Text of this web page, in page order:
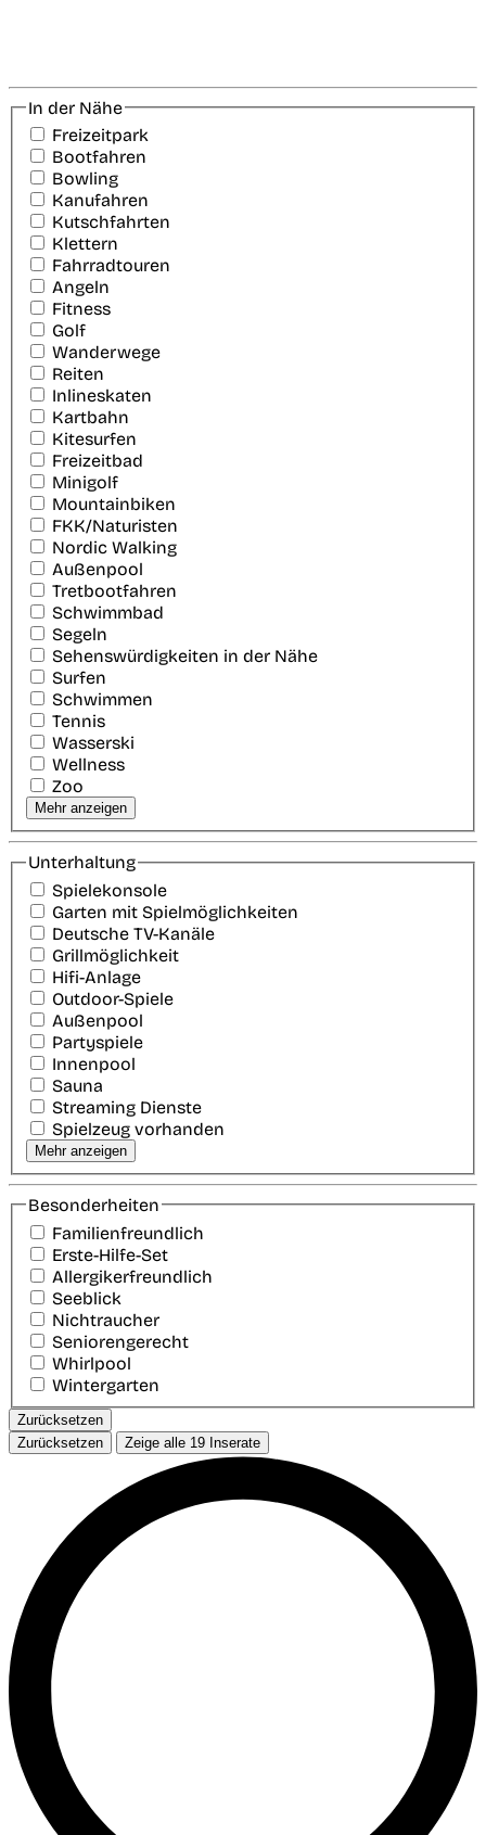
In der Nähe
Freizeitpark
Bootfahren
Bowling
Kanufahren
Kutschfahrten
Klettern
Fahrradtouren
Angeln
Fitness
Golf
Wanderwege
Reiten
Inlineskaten
Kartbahn
Kitesurfen
Freizeitbad
Minigolf
Mountainbiken
FKK/Naturisten
Nordic Walking
Außenpool
Tretbootfahren
Schwimmbad
Segeln
Sehenswürdigkeiten in der Nähe
Surfen
Schwimmen
Tennis
Wasserski
Wellness
Zoo
Mehr anzeigen
Unterhaltung
Spielekonsole
Garten mit Spielmöglichkeiten
Deutsche TV-Kanäle
Grillmöglichkeit
Hifi-Anlage
Outdoor-Spiele
Außenpool
Partyspiele
Innenpool
Sauna
Streaming Dienste
Spielzeug vorhanden
Mehr anzeigen
Besonderheiten
Familienfreundlich
Erste-Hilfe-Set
Allergikerfreundlich
Seeblick
Nichtraucher
Seniorengerecht
Whirlpool
Wintergarten
Zurücksetzen
Zurücksetzen
Zeige alle 19 Inserate